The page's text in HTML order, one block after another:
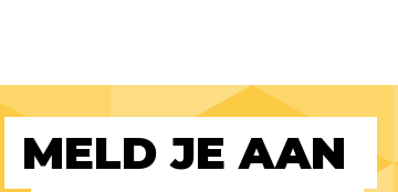
MELD JE AAN